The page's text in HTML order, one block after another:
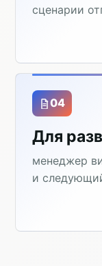
сценарии
04
Для
менеджер
и